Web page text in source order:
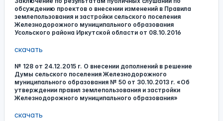
обсуждению проектов о внесении изменений в Правила
землепользования и застройки сельского поселения
Железнодорожного муниципального образования
Усольского района Иркутской области от 08.10.2016
скачать
№ 128 от 24.12.2015 г. О внесении дополнений в решение
Думы сельского поселения Железнодорожного
муниципального образования № 50 от 30.10.2013 г. «Об
утверждении правил землепользования и застройки
Железнодорожного муниципального образования»
скачать